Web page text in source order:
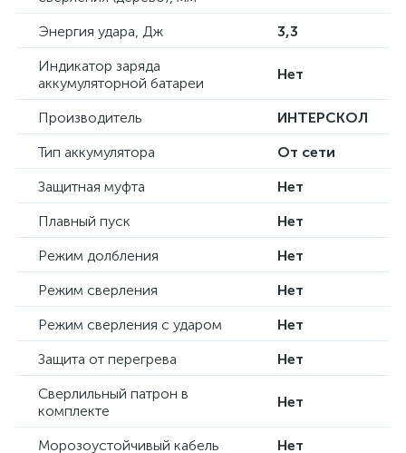
Энергия удара, Дж
3,3
Индикатор заряда
аккумуляторной батареи
Нет
Производитель
ИНТЕРСКОЛ
Тип аккумулятора
От сети
Защитная муфта
Нет
Плавный пуск
Нет
Режим долбления
Нет
Режим сверления
Нет
Режим сверления с ударом
Нет
Защита от перегрева
Нет
Сверлильный патрон в
комплекте
Нет
Морозоустойчивый кабель
Нет